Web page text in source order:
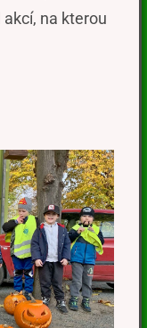
akcí, na kterou